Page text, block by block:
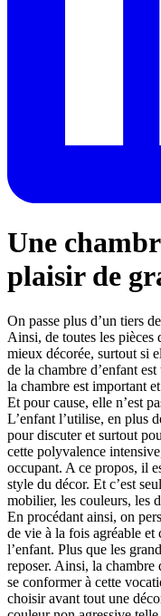
Une
plaisir de
On passe plus d’un tiers
Ainsi, de toutes les pièces
mieux décorée, surtout si
de la chambre d’enfant
la chambre est important
Et pour cause, elle n’est
L’enfant l’utilise, en plus
pour discuter et surtout
cette polyvalence
occupant. A ce propos, il
style du décor. Et c’est
mobilier, les couleurs, les
En procédant ainsi, on
de vie à la fois agréable
l’enfant. Plus que les
reposer. Ainsi, la
se conformer à cette
choisir avant tout une